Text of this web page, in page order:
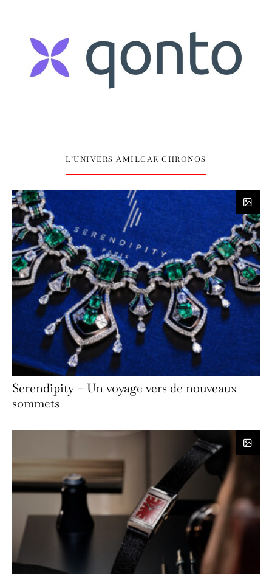
L’UNIVERS AMILCAR CHRONOS
Serendipity – Un voyage vers de nouveaux
sommets